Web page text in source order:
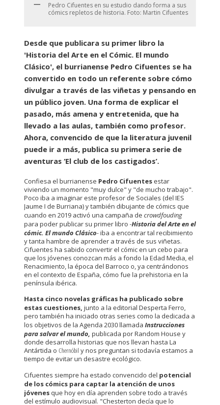
Pedro Cifuentes en su estudio dando forma a sus
cómics repletos de historia. Foto: Martin Cifuentes
Desde que publicara su primer libro la
'Historia del Arte en el Cómic. El mundo
Clásico', el burrianense Pedro Cifuentes se ha
convertido en todo un referente sobre cómo
divulgar a través de las viñetas y pensando en
un público joven. Una forma de explicar el
pasado, más amena y entretenida, que ha
llevado a las aulas, también como profesor.
Ahora, convencido de que la literatura juvenil
puede ir a más, publica su primera serie de
aventuras ‘El club de los castigados’.
Confiesa el burrianense Pedro Cifuentes estar
viviendo un momento "muy dulce" y "de mucho trabajo".
Poco iba a imaginar este profesor de Sociales (del IES
Jaume I de Burriana) y también dibujante de cómics que
cuando en 2019 activó una campaña de crowdfouding
para poder publicar su primer libro -Historia del Arte en el
cómic. El mundo Clásico-iba a encontrar tal recibimiento
y tanta hambre de aprender a través de sus viñetas.
Cifuentes ha sabido convertir el cómic en un cebo para
que los jóvenes conozcan más a fondo la Edad Media, el
Renacimiento, la época del Barroco o, ya centrándonos
en el contexto de España, cómo fue la prehistoria en la
península ibérica.
Hasta cinco novelas gráficas ha publicado sobre
estas cuestiones, junto a la editorial Desperta Ferro,
pero también ha iniciado otras series como la dedicada a
los objetivos de la Agenda 2030 llamada Instrucciones
para salvar el mundo, publicada por Random House y
donde desarrolla historias que nos llevan hasta La
Antártida o Chernóbil y nos preguntan si todavía estamos a
tiempo de evitar un desastre ecológico.
Cifuentes siempre ha estado convencido del potencial
de los cómics para captar la atención de unos
jóvenes que hoy en día aprenden sobre todo a través
del estímulo audiovisual. "Chesterton decía que lo